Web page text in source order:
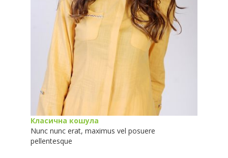
Класична кошула
Nunc nunc erat, maximus vel posuere
pellentesque